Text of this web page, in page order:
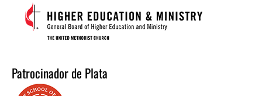
Patrocinador de Plata